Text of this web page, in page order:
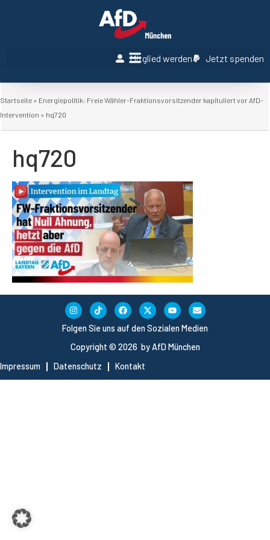
Mitglied werden Jetzt spenden
Startseite » Energiepolitik: Freie Wähler-Fraktionsvorsitzender kapituliert vor AfD-
Intervention » hq720
hq720
Copyright © 2026 by AfD München
Impressum
Datenschutz Kontakt
Folgen Sie uns auf den Sozialen Medien